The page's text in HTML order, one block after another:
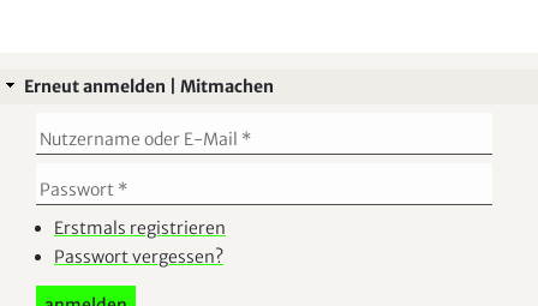
Erneut anmelden | Mitmachen
Erstmals registrieren
Passwort vergessen?